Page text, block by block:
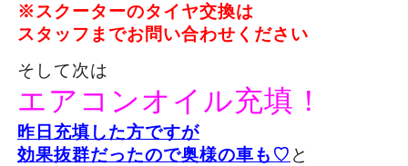
※スクーターのタイヤ交換は
スタッフまでお問い合わせください
そして次は
エアコンオイル充填！
昨日充填した方ですが
効果抜群だったので奥様の車も♡ と